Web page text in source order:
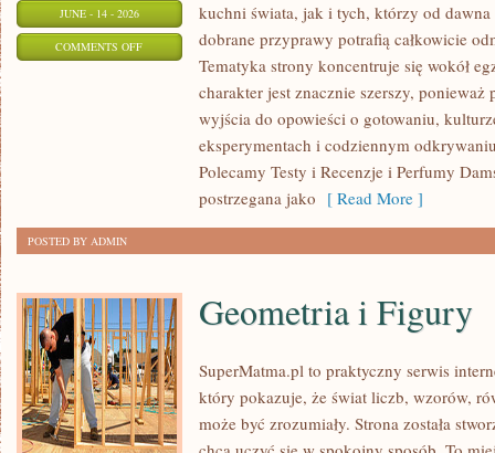
JUNE - 14 - 2026
COMMENTS OFFON
PERFUMERYJNE
kuchni świata, jak i tych, którzy od
dobrane przyprawy potrafią całkowicie
Tematyka strony koncentruje się wokół
charakter jest znacznie szerszy,
wyjścia do opowieści o gotowaniu,
eksperymentach i codziennym
Polecamy Testy i Recenzje i Perfumy
postrzegana jako [ Read More ]
POSTED BY ADMIN
Geometria i Figury
SuperMatma.pl to praktyczny serwis
który pokazuje, że świat liczb, wzorów,
może być zrozumiały. Strona została